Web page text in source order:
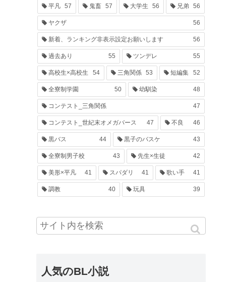
平凡 57 鬼畜 57 大学生 56 兄弟 56
ヤクザ 56
新着、ランキング非表示設定お願いします 56
過去あり 55 ツンデレ 55
高校生×高校生 54 三角関係 53 短編集 52
全寮制学園 50 幼馴染 48
コンテスト_三角関係 47
コンテスト_世紀末オメガバース 47 不良 46
黒バス 44 黒子のバスケ 43
全寮制男子校 43 先生×生徒 42
美形×平凡 41 スパダリ 41 歌い手 41
調教 40 玩具 39
人気のBL小説